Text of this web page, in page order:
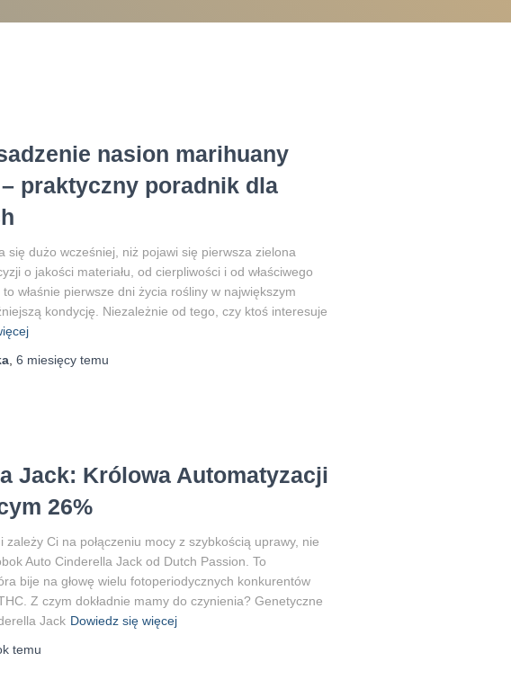
nasion marihuany
praktyczny poradnik dla
się dużo wcześniej, niż pojawi się pierwsza zielona
o jakości materiału, od cierpliwości i od właściwego
właśnie pierwsze dni życia rośliny w największym
kondycję. Niezależnie od tego, czy ktoś interesuje
, 6 miesięcytemu
Jack: Królowa Automatyzacji
26%
Ci na połączeniu mocy z szybkością uprawy, nie
Auto Cinderella Jack od Dutch Passion. To
bije na głowę wielu fotoperiodycznych konkurentów
Z czym dokładnie mamy do czynienia? Genetyczne
Jack Dowiedz się więcej
temu